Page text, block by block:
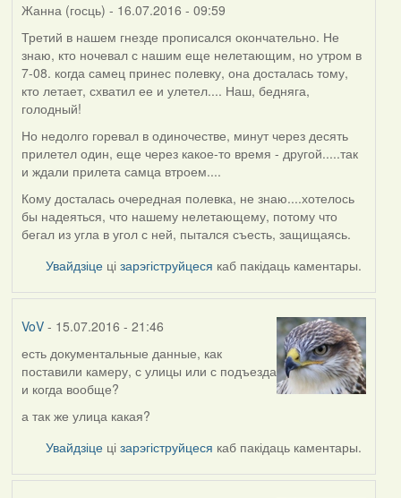
Жанна (госць) - 16.07.2016 - 09:59
Третий в нашем гнезде прописался окончательно. Не
знаю, кто ночевал с нашим еще нелетающим, но утром в
7-08. когда самец принес полевку, она досталась тому,
кто летает, схватил ее и улетел.... Наш, бедняга,
голодный!
Но недолго горевал в одиночестве, минут через десять
прилетел один, еще через какое-то время - другой.....так
и ждали прилета самца втроем....
Кому досталась очередная полевка, не знаю....хотелось
бы надеяться, что нашему нелетающему, потому что
бегал из угла в угол с ней, пытался съесть, защищаясь.
Увайдзіце цізарэгіструйцеся каб пакідаць каментары.
VoV- 15.07.2016 - 21:46
есть документальные данные, как
поставили камеру, с улицы или с подъезда
и когда вообще?
а так же улица какая?
Увайдзіце цізарэгіструйцеся каб пакідаць каментары.